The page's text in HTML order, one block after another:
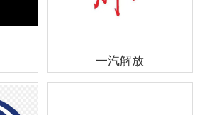
一汽解放